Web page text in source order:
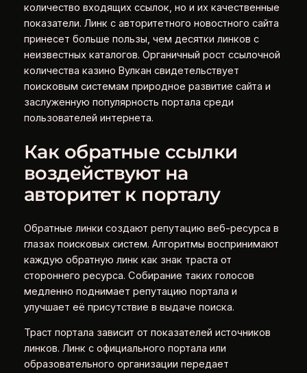
количество входящих ссылок, но и их качественные
показатели. Линк с авторитетного новостного сайта
принесет больше пользы, чем десятки линков с
неизвестных каталогов. Органичный рост ссылочной
количества казино Вулкан свидетельствует
поисковым системам природное развитие сайта и
заслуженную популярность портала среди
пользователей интернета.
Как обратные ссылки
воздействуют на
авторитет к порталу
Обратные линки создают репутацию веб-ресурса в
глазах поисковых систем. Алгоритмы воспринимают
каждую обратную линк как знак траста от
стороннего ресурса. Собирание таких голосов
медленно поднимает репутацию портала и
улучшает её присутствие в выдаче поиска.
Траст портала зависит от показателей источников
линков. Линк с официального портала или
образовательного организации передает